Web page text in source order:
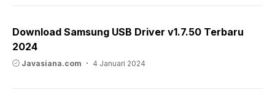
Download Samsung USB Driver v1.7.50 Terbaru
2024
Javasiana.com 4 Januari 2024